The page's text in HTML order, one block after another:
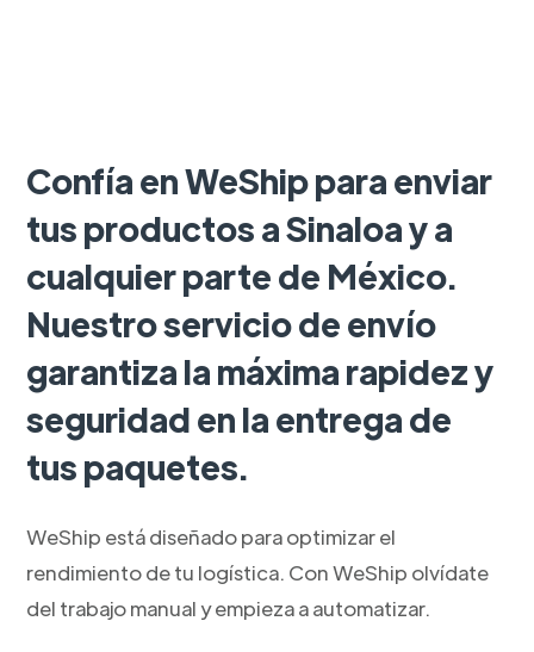
Confía en WeShip para enviar
tus productos a Sinaloa y a
cualquier parte de México.
Nuestro servicio de envío
garantiza la máxima rapidez y
seguridad en la entrega de
tus paquetes.
WeShip está diseñado para optimizar el
rendimiento de tu logística. Con WeShip olvídate
del trabajo manual y empieza a automatizar.